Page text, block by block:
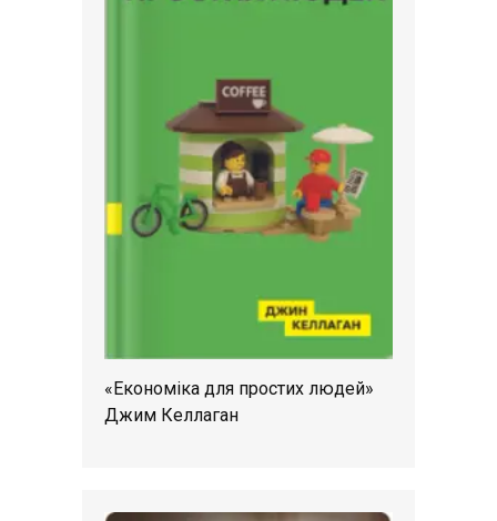
«Економіка для простих людей»
Джим Келлаган